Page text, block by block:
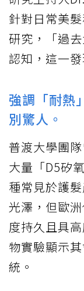
針對日常美
研究，「過
認知，這一發
強調「耐熱
別驚人。
普渡大學團
大量「D5矽
種常見於護
光澤，但歐
度持久且具
物實驗顯示
統。